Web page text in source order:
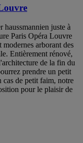
juste à
Paris Opéra Louvre
modernes arborant des
Entièrement rénové,
de la fin du
prendre un petit
de petit faim, notre
pour le plaisir de